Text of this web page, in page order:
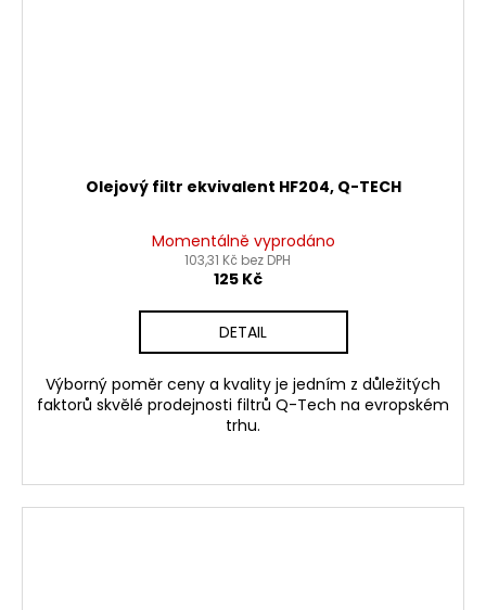
Olejový filtr ekvivalent HF204, Q-TECH
Momentálně vyprodáno
103,31 Kč bez DPH
125 Kč
DETAIL
Výborný poměr ceny a kvality je jedním z důležitých
faktorů skvělé prodejnosti filtrů Q-Tech na evropském
trhu.